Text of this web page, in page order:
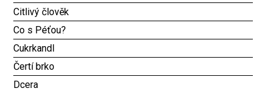
Citlivý člověk
Co s Péťou?
Cukrkandl
Čertí brko
Dcera